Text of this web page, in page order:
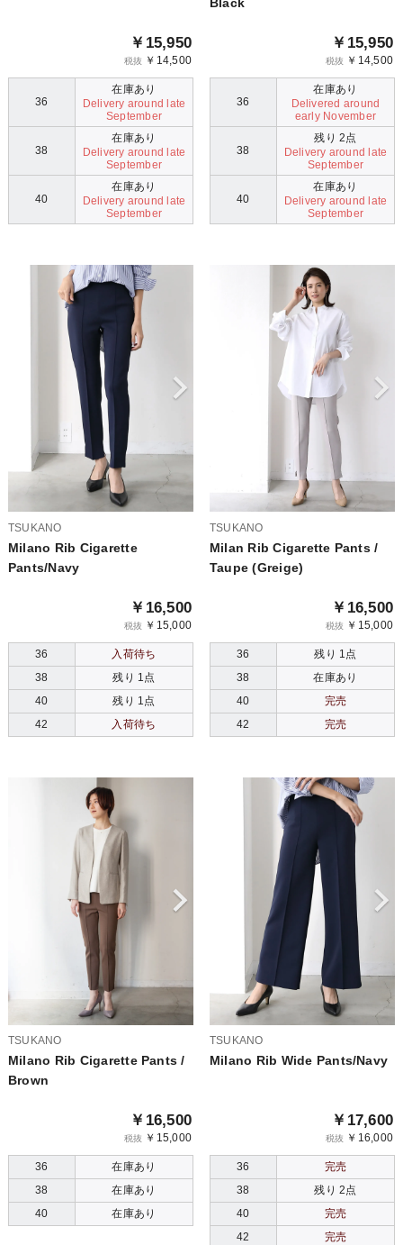
￥15,950
税抜 ￥14,500
36
在庫あり
Delivery around late
September
38
在庫あり
Delivery around late
September
40
在庫あり
Delivery around late
September
￥15,950
税抜 ￥14,500
36
在庫あり
Delivered around
early November
38
残り 2点
Delivery around late
September
40
在庫あり
Delivery around late
September
TSUKANO
Milano Rib Cigarette
Pants/Navy
￥16,500
税抜 ￥15,000
36
入荷待ち
38
残り 1点
40
残り 1点
42
入荷待ち
TSUKANO
Milan Rib Cigarette Pants /
Taupe (Greige)
￥16,500
税抜 ￥15,000
36
残り 1点
38
在庫あり
40
完売
42
完売
TSUKANO
Milano Rib Cigarette Pants /
Brown
￥16,500
税抜 ￥15,000
36
在庫あり
38
在庫あり
40
在庫あり
TSUKANO
Milano Rib Wide Pants/Navy
￥17,600
税抜 ￥16,000
36
完売
38
残り 2点
40
完売
42
完売